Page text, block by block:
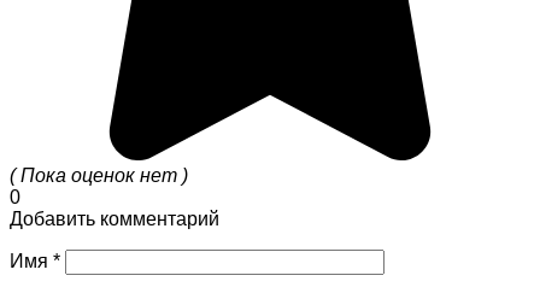
( Пока оценок нет )
0
Добавить комментарий
Имя *